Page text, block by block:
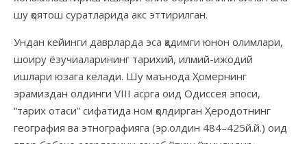
шу қоятош суратларида акс эттирилган.
Ундан кейинги даврларда эса қадимги юнон олимлари,
шоиру ёзучиаларининг тарихий, илмий-ижодий
ишлари юзага келади. Шу маънода Ҳомернинг
эрамиздан олдинги VIII асрга оид Одиссея эпоси,
“тарих отаси” сифатида ном қолдирган Ҳеродотнинг
география ва этнографияга (эр.олдин 484–425й.й.) оид